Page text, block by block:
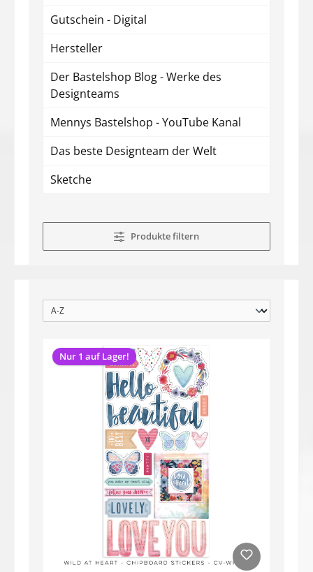
Gutschein - Digital
Hersteller
Der Bastelshop Blog - Werke des
Designteams
Mennys Bastelshop - YouTube Kanal
Das beste Designteam der Welt
Sketche
Produkte filtern
Nur 1 auf Lager!